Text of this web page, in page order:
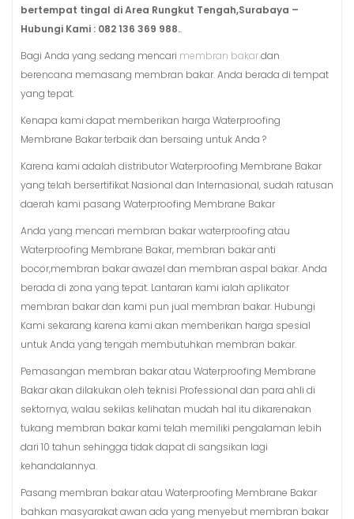
bertempat tingal di Area Rungkut Tengah,Surabaya –
Hubungi Kami : 082 136 369 988..
Bagi Anda yang sedang mencari membran bakardan
berencana memasang membran bakar. Anda berada di tempat
yang tepat.
Kenapa kami dapat memberikan harga Waterproofing
Membrane Bakar terbaik dan bersaing untuk Anda ?
Karena kami adalah distributor Waterproofing Membrane Bakar
yang telah bersertifikat Nasional dan Internasional, sudah ratusan
daerah kami pasang Waterproofing Membrane Bakar
Anda yang mencari membran bakar waterproofing atau
Waterproofing Membrane Bakar, membran bakar anti
bocor,membran bakar awazel dan membran aspal bakar. Anda
berada di zona yang tepat. Lantaran kami ialah aplikator
membran bakar dan kami pun jual membran bakar. Hubungi
Kami sekarang karena kami akan memberikan harga spesial
untuk Anda yang tengah membutuhkan membran bakar.
Pemasangan membran bakar atau Waterproofing Membrane
Bakar akan dilakukan oleh teknisi Professional dan para ahli di
sektornya, walau sekilas kelihatan mudah hal itu dikarenakan
tukang membran bakar kami telah memiliki pengalaman lebih
dari 10 tahun sehingga tidak dapat di sangsikan lagi
kehandalannya.
Pasang membran bakar atau Waterproofing Membrane Bakar
bahkan masyarakat awan ada yang menyebut membran bakar